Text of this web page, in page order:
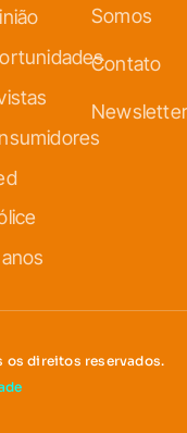
Somos
Contato
Newsletter
os direitos reservados.